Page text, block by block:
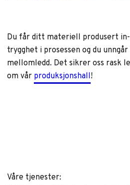
Du får ditt materiell produsert in-
trygghet i prosessen og du
mellomledd. Det sikrer oss rask
om vår produksjonshall!
Våre tjenester: